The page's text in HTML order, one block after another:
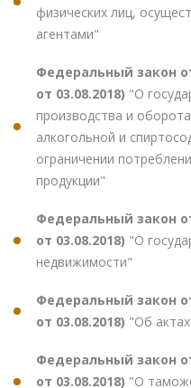
физических лиц,
агентами"
Федеральный закон
от 03.08.2018) "О
производства и
алкогольной и
ограничении
продукции"
Федеральный закон
от 03.08.2018) "О
недвижимости"
Федеральный закон
от 03.08.2018) "Об
Федеральный закон
от 03.08.2018) "О